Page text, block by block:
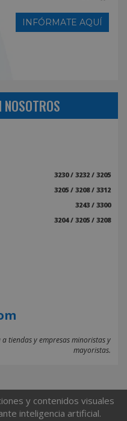
INFÓRMATE AQUÍ
NOSOTROS
3230 / 3232 / 3205
3205 / 3208 / 3312
3243 / 3300
3204 / 3205 / 3208
tiendas y empresas minoristas y
mayoristas.
y contenidos visuales
inteligencia artificial.